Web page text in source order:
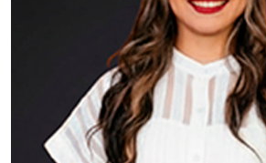
SANTIAGO MECA EMPRESARIAL Y
EPICENTRO DE INVERSIÓN